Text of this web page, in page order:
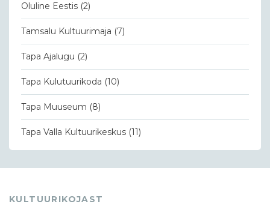
Oluline Eestis (2)
Tamsalu Kultuurimaja (7)
Tapa Ajalugu (2)
Tapa Kulutuurikoda (10)
Tapa Muuseum (8)
Tapa Valla Kultuurikeskus (11)
KULTUURIKOJAST